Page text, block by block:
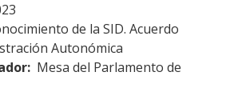
de la SID. Acuerdo
Autonómica
Mesa del Parlamento de